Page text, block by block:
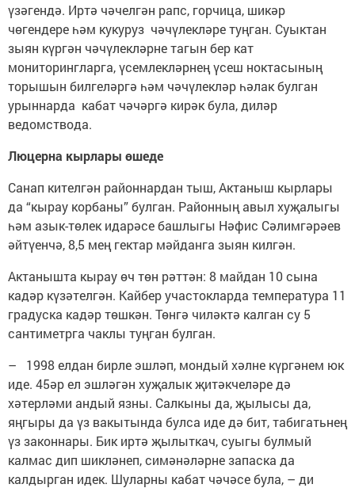
үзәгендә. Иртә чәчелгән рапс, горчица, шикәр
чөгендере һәм кукуруз чәчүлекләре туңган. Суыктан
зыян күргән чәчүлекләрне тагын бер кат
мониторингларга, үсемлекләрнең үсеш ноктасының
торышын билгеләргә һәм чәчүлекләр һәлак булган
урыннарда кабат чәчәргә кирәк була, диләр
ведомствода.
Люцерна кырлары өшеде
Санап кителгән районнардан тыш, Актаныш кырлары
да “кырау корбаны” булган. Районның авыл хуҗалыгы
һәм азык-төлек идарәсе башлыгы Нәфис Сәлимгәрәев
әйтүенчә, 8,5 мең гектар мәйданга зыян килгән.
Актанышта кырау өч төн рәттән: 8 майдан 10 сына
кадәр күзәтелгән. Кайбер участокларда температура 11
градуска кадәр төшкән. Төнгә чиләктә калган су 5
сантиметрга чаклы туңган булган.
– 1998 елдан бирле эшләп, мондый хәлне күргәнем юк
иде. 45әр ел эшләгән хуҗалык җитәкчеләре дә
хәтерләми андый язны. Салкыны да, җылысы да,
яңгыры да үз вакытында булса иде дә бит, табигатьнең
үз законнары. Бик иртә җылыткач, суыгы булмый
калмас дип шикләнеп, симәнәләрне запаска да
калдырган идек. Шуларны кабат чәчәсе була, – ди